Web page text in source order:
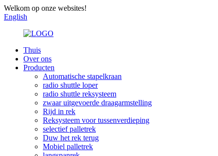
Welkom op onze websites!
English
Thuis
Over ons
Producten
Automatische stapelkraan
radio shuttle loper
radio shuttle reksysteem
zwaar uitgevoerde draagarmstelling
Rijd in rek
Reksysteem voor tussenverdieping
selectief palletrek
Duw het rek terug
Mobiel palletrek